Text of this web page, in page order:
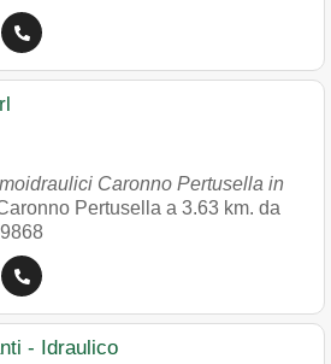
Caronno Pertusella in
Pertusella a 3.63 km. da
- Idraulico